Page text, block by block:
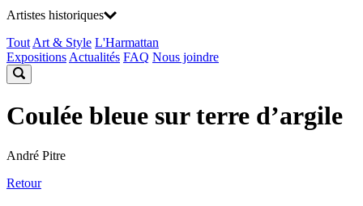
Artistes historiques
Tout Art & Style L'Harmattan
Expositions Actualités FAQ Nous joindre
Coulée bleue sur terre d’argile
André Pitre
Retour